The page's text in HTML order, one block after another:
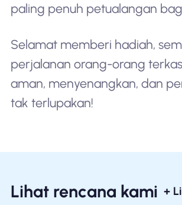
paling penuh petualangan
Selamat memberi hadiah,
perjalanan orang-orang
aman, menyenangkan, dan
tak terlupakan!
Lihat rencana kami +